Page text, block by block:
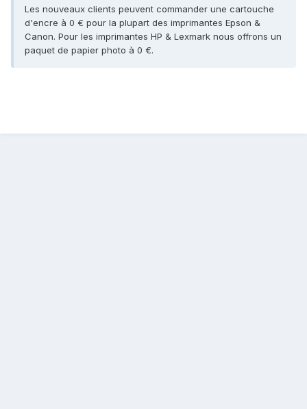
Les nouveaux clients peuvent commander une cartouche
d'encre à 0 € pour la plupart des imprimantes Epson &
Canon. Pour les imprimantes HP & Lexmark nous offrons un
paquet de papier photo à 0 €.